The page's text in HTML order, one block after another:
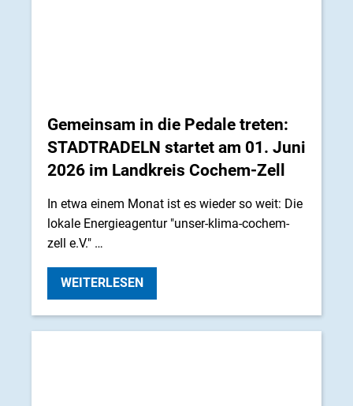
Gemeinsam in die Pedale treten:
STADTRADELN startet am 01. Juni
2026 im Landkreis Cochem-Zell
In etwa einem Monat ist es wieder so weit: Die
lokale Energieagentur "unser-klima-cochem-
zell e.V." …
WEITERLESEN